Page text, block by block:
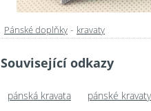
Pánské doplňky - kravaty
Související odkazy
pánská kravata pánské kravaty